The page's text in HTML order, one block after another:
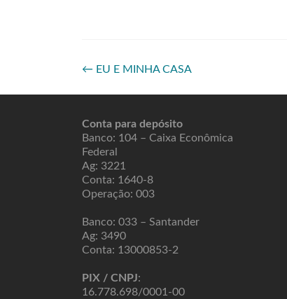
← EU E MINHA CASA
Conta para depósito
Banco: 104 – Caixa Econômica
Federal
Ag: 3221
Conta: 1640-8
Operação: 003
Banco: 033 – Santander
Ag: 3490
Conta: 13000853-2
PIX / CNPJ:
16.778.698/0001-00